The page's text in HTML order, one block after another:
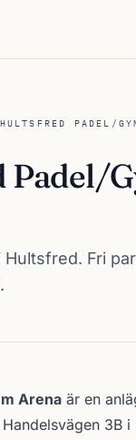
HULTSFRED PADEL/
Padel/
Fri
Arena
Arena är en
3B i